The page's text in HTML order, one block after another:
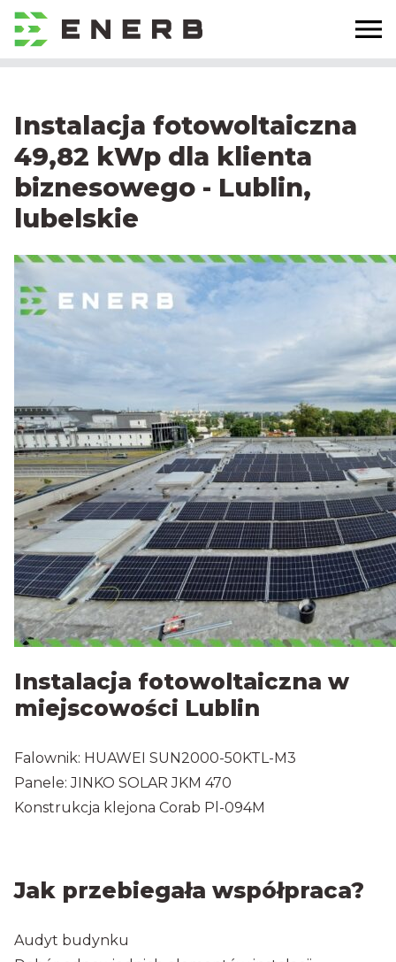
Instalacja fotowoltaiczna
49,82 kWp dla klienta
biznesowego - Lublin,
lubelskie
Instalacja fotowoltaiczna w
miejscowości Lublin
Falownik: HUAWEI SUN2000-50KTL-M3
Panele: JINKO SOLAR JKM 470
Konstrukcja klejona Corab Pl-094M
Jak przebiegała współpraca?
Audyt budynku